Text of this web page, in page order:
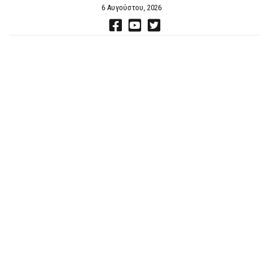
6 Αυγούστου, 2026